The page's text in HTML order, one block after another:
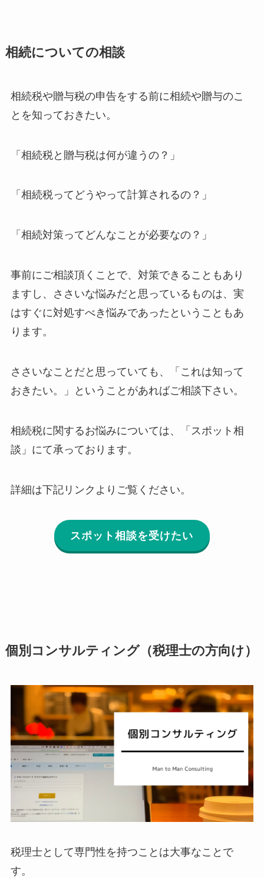
相続についての相談
相続税や贈与税の申告をする前に相続や贈与のこ
とを知っておきたい。
「相続税と贈与税は何が違うの？」
「相続税ってどうやって計算されるの？」
「相続対策ってどんなことが必要なの？」
事前にご相談頂くことで、対策できることもあり
ますし、ささいな悩みだと思っているものは、実
はすぐに対処すべき悩みであったということもあ
ります。
ささいなことだと思っていても、「これは知って
おきたい。」ということがあればご相談下さい。
相続税に関するお悩みについては、「スポット相
談」にて承っております。
詳細は下記リンクよりご覧ください。
スポット相談を受けたい
個別コンサルティング（税理士の方向け）
税理士として専門性を持つことは大事なことで
す。